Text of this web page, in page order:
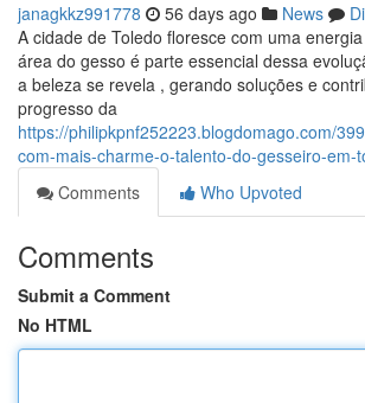
janagkkz991778 56 days ago News
A cidade de Toledo floresce com uma
área do gesso é parte essencial dessa
a beleza se revela , gerando soluções e
progresso da
https://philipkpnf252223.blogdomago.com/
com-mais-charme-o-talento-do-gesseiro-em-
Comments
Who Upvoted
Comments
Submit a Comment
No HTML